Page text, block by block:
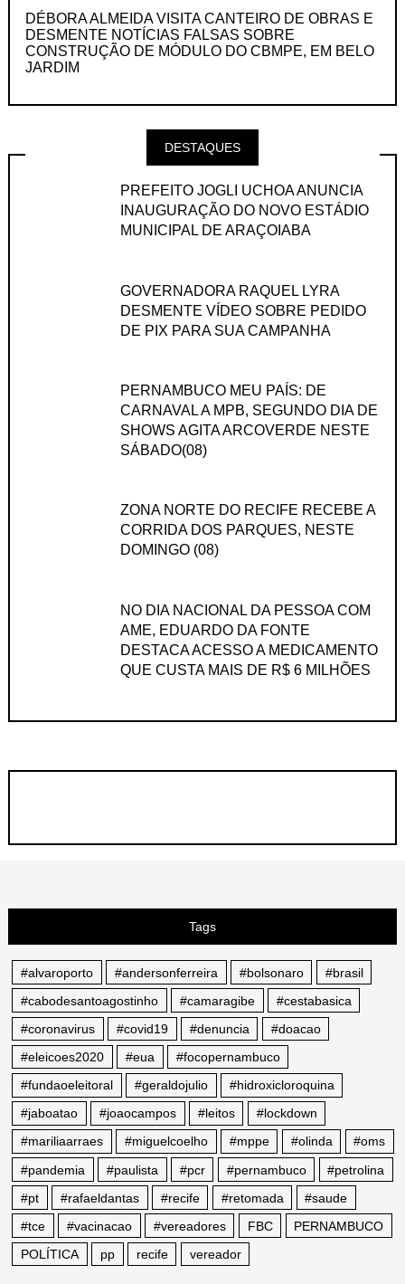
DÉBORA ALMEIDA VISITA CANTEIRO DE OBRAS E
DESMENTE NOTÍCIAS FALSAS SOBRE
CONSTRUÇÃO DE MÓDULO DO CBMPE, EM BELO
JARDIM
DESTAQUES
PREFEITO JOGLI UCHOA ANUNCIA
INAUGURAÇÃO DO NOVO ESTÁDIO
MUNICIPAL DE ARAÇOIABA
GOVERNADORA RAQUEL LYRA
DESMENTE VÍDEO SOBRE PEDIDO
DE PIX PARA SUA CAMPANHA
PERNAMBUCO MEU PAÍS: DE
CARNAVAL A MPB, SEGUNDO DIA DE
SHOWS AGITA ARCOVERDE NESTE
SÁBADO(08)
ZONA NORTE DO RECIFE RECEBE A
CORRIDA DOS PARQUES, NESTE
DOMINGO (08)
NO DIA NACIONAL DA PESSOA COM
AME, EDUARDO DA FONTE
DESTACA ACESSO A MEDICAMENTO
QUE CUSTA MAIS DE R$ 6 MILHÕES
Tags
#alvaroporto #andersonferreira #bolsonaro
#brasil
#cabodesantoagostinho
#camaragibe
#cestabasica
#coronavirus
#covid19 #denuncia
#doacao
#eleicoes2020
#eua
#focopernambuco
#fundaoeleitoral
#geraldojulio
#hidroxicloroquina
#jaboatao
#joaocampos #leitos
#lockdown
#mariliaarraes
#miguelcoelho #mppe #olinda
#oms
#pandemia
#paulista #pcr #pernambuco
#petrolina
#pt
#rafaeldantas #recife #retomada
#saude
#tce
#vacinacao #vereadores FBC
PERNAMBUCO
POLÍTICA
pp recife vereador